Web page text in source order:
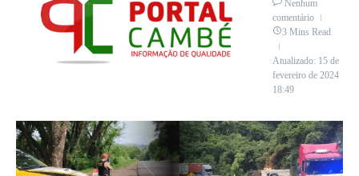
Nenhum
comentário
3 Mins Read
Atualizado: 15 de
fevereiro de 2024
18:49